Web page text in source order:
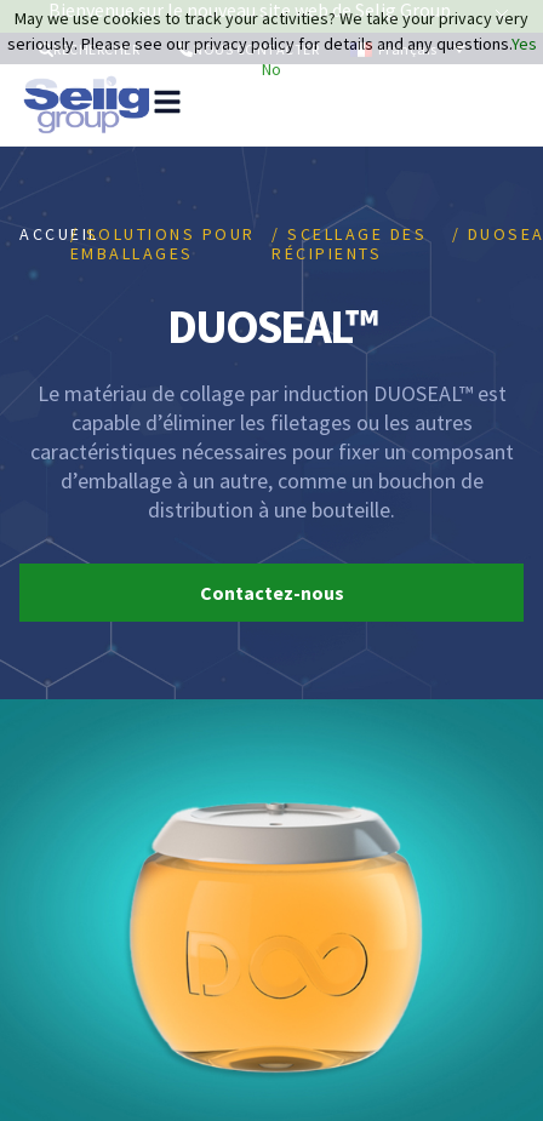
Bienvenue sur le nouveau site web de Selig Group
RECHERCHER NOUS CONTACTER Français
ACCUEIL/ SOLUTIONS POUR
EMBALLAGES
/ SCELLAGE DES
RÉCIPIENTS
/
DUOSEAL™
Le matériau de collage par induction DUOSEAL™ est
capable d’éliminer les filetages ou les autres
caractéristiques nécessaires pour fixer un composant
d’emballage à un autre, comme un bouchon de
distribution à une bouteille.
Contactez-nous
May we use cookies to track your activities? We take your privacy very
seriously. Please see our privacy policy for details and any questions.Yes
No